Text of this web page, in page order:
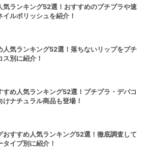
気ランキング52選！おすすめのプチプラや速
イルポリッシュを紹介！
人気ランキング52選！落ちないリップをプチ
ス別に紹介！
すめ人気ランキング52選！プチプラ・デパコ
けナチュラル商品も登場！
おすすめ人気ランキング52選！徹底調査して
タイプ別に紹介！